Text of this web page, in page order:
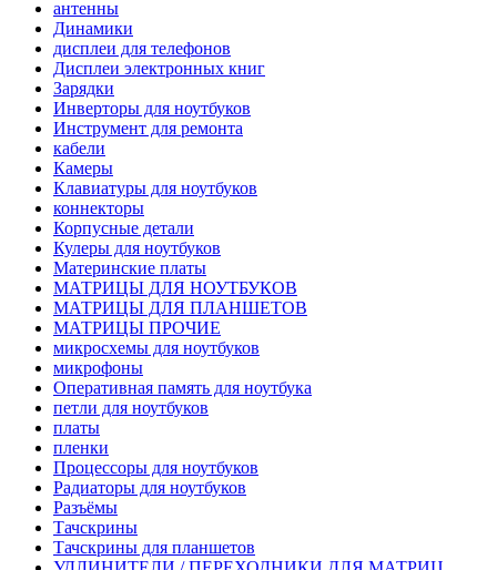
антенны
Динамики
дисплеи для телефонов
Дисплеи электронных книг
Зарядки
Инверторы для ноутбуков
Инструмент для ремонта
кабели
Камеры
Клавиатуры для ноутбуков
коннекторы
Корпусные детали
Кулеры для ноутбуков
Материнские платы
МАТРИЦЫ ДЛЯ НОУТБУКОВ
МАТРИЦЫ ДЛЯ ПЛАНШЕТОВ
МАТРИЦЫ ПРОЧИЕ
микросхемы для ноутбуков
микрофоны
Оперативная память для ноутбука
петли для ноутбуков
платы
пленки
Процессоры для ноутбуков
Радиаторы для ноутбуков
Разъёмы
Тачскрины
Тачскрины для планшетов